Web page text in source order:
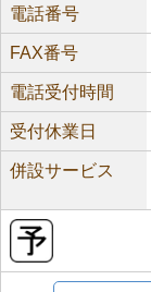
電話番号
FAX番号
電話受付時間
受付休業日
併設サービス